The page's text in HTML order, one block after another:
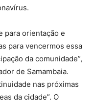
para orientação e
para vencermos essa
da comunidade”,
de Samambaia.
nas próximas
da cidade”. O